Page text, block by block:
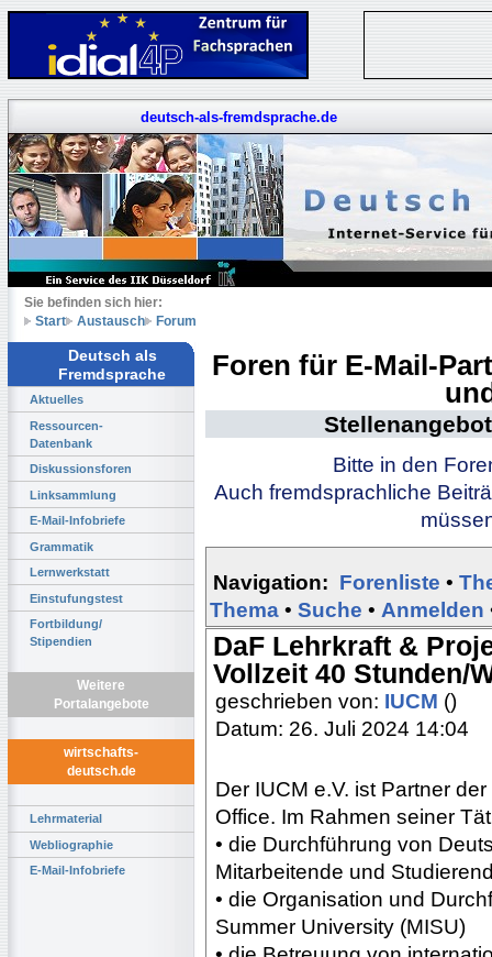
deutsch-als-fremdsprache.de
Sie befinden sich hier:
Start
Austausch Forum
Deutsch als
Fremdsprache
Aktuelles
Ressourcen-
Datenbank
Diskussionsforen
Linksammlung
E-Mail-Infobriefe
Grammatik
Lernwerkstatt
Einstufungstest
Fortbildung/
Stipendien
Weitere
Portalangebote
wirtschafts-
deutsch.de
Lehrmaterial
Webliographie
E-Mail-Infobriefe
Foren für E-Mail-
Bitte in den
Auch fremdsprachliche
Navigation: Forenliste •
Thema • Suche • Anmelden
DaF Lehrkraft &
Vollzeit 40 Stunden/
geschrieben von: IUCM ()
Datum: 26. Juli 2024 14:04
Der IUCM e.V. ist Partner
Office. Im Rahmen seiner
• die Durchführung von
Mitarbeitende und
• die Organisation und
Summer University (MISU)